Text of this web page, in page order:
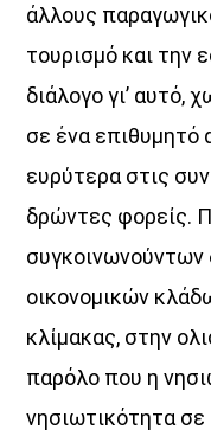
άλλους
τουρισμό και την
διάλογο γι’ αυτό,
σε ένα
ευρύτερα στις
δρώντες φορείς.
οικονομικών
κλίμακας, στην
παρόλο που η
νησιωτικότητα